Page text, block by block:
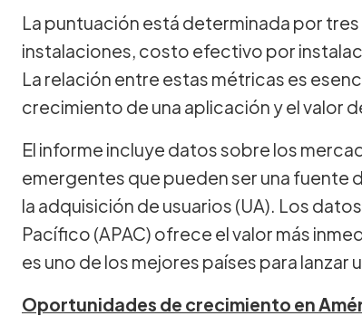
La puntuación está determinada por
instalaciones, costo efectivo por
La relación entre estas métricas es
crecimiento de una aplicación y el valor
El informe incluye datos sobre los
emergentes que pueden ser una fuente
la adquisición de usuarios (UA). Los
Pacífico (APAC) ofrece el valor más
es uno de los mejores países para lanzar
Oportunidades de crecimiento en